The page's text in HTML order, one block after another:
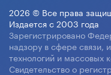
2026 © Все права
Издается с 2003 года
Зарегистрировано
надзору в сфере связи,
технологий и массовых
Свидетельство о